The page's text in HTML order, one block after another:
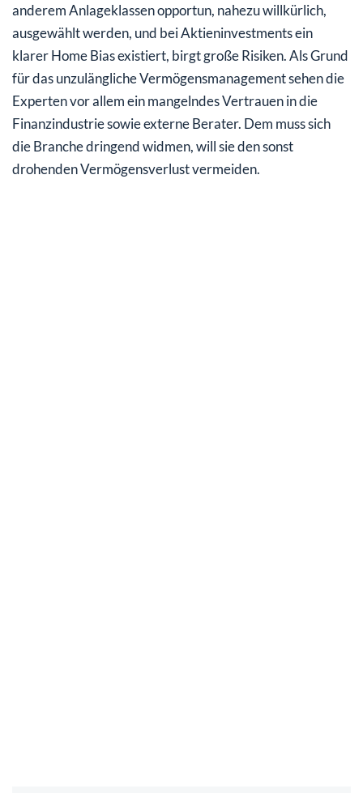
anderem Anlageklassen opportun, nahezu willkürlich,
ausgewählt werden, und bei Aktieninvestments ein
klarer Home Bias existiert, birgt große Risiken. Als Grund
für das unzulängliche Vermögensmanagement sehen die
Experten vor allem ein mangelndes Vertrauen in die
Finanzindustrie sowie externe Berater. Dem muss sich
die Branche dringend widmen, will sie den sonst
drohenden Vermögensverlust vermeiden.